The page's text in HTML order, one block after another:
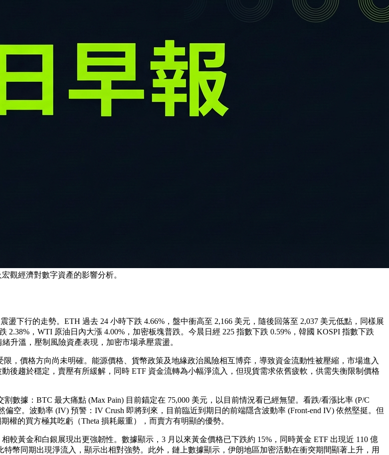
觀經濟對數字資產的影響分析。
盪下行的走勢。ETH 過去 24 小時下跌 4.66%，盤中衝高至 2,166 美元，隨後回落至 2,037 美元低點，同樣展
，WTI 原油日內大漲 4.00%，加密板塊普跌。今晨日經 225 指數下跌 0.59%，韓國 KOSPI 指數下跌
升溫，壓制風險資產表現，加密市場承壓震盪。
，價格方向尚未明確。能源價格、貨幣政策及地緣政治風險相互博弈，導致資金流動性被壓縮，市場進入
後趨於穩定，賣壓有所緩解，同時 ETF 資金流轉為小幅淨流入，但現貨需求依舊疲軟，供需失衡限制價格
數據：BTC 最大痛點 (Max Pain) 目前錨定在 75,000 美元，以目前情況看已經無望。看跌/看漲比率 (P/C
空。波動率 (IV) 預警：IV Crush 即將到來，目前臨近到期日的前端隱含波動率 (Front-end IV) 依然堅挺。但
的買方極其吃虧（Theta 損耗嚴重），而賣方有明顯的優勢。
黃金和白銀展現出更強韌性。數據顯示，3 月以來黃金價格已下跌約 15%，同時黃金 ETF 出現近 110 億
幣同期出現淨流入，顯示出相對強勢。此外，鏈上數據顯示，伊朗地區加密活動在衝突期間顯著上升，用